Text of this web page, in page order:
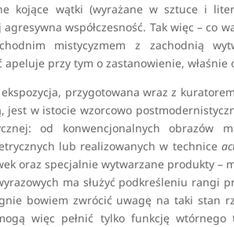
kojące wątki (wyrażane w sztuce i
współczesność. Tak więc – co
mistycyzmem z zachodnią
przy tym o zastanowienie, właśnie
przygotowana wraz z
w istocie wzorcowo
od konwencjonalnych obrazów
lub realizowanych w technice
oraz specjalnie wytwarzane produkty –
ma służyć podkreśleniu rangi
bowiem zwrócić uwagę na taki stan
więc pełnić tylko funkcję